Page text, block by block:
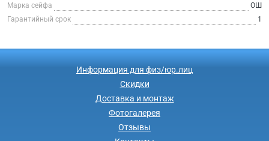
Марка сейфа
ОШ
Гарантийный срок
1
Информация для физ/юр.лиц
Скидки
Доставка и монтаж
Фотогалерея
Отзывы